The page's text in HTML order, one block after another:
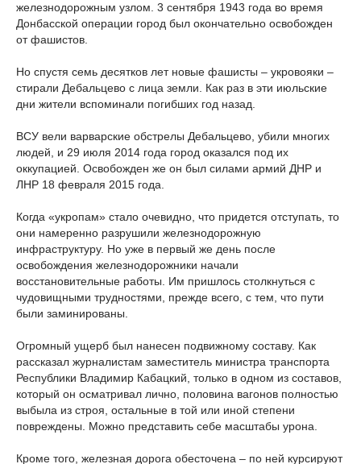
железнодорожным узлом. 3 сентября 1943 года во время
Донбасской операции город был окончательно освобожден
от фашистов.
Но спустя семь десятков лет новые фашисты – укровояки –
стирали Дебальцево с лица земли. Как раз в эти июльские
дни жители вспоминали погибших год назад.
ВСУ вели варварские обстрелы Дебальцево, убили многих
людей, и 29 июля 2014 года город оказался под их
оккупацией. Освобожден же он был силами армий ДНР и
ЛНР 18 февраля 2015 года.
Когда «укропам» стало очевидно, что придется отступать, то
они намеренно разрушили железнодорожную
инфраструктуру. Но уже в первый же день после
освобождения железнодорожники начали
восстановительные работы. Им пришлось столкнуться с
чудовищными трудностями, прежде всего, с тем, что пути
были заминированы.
Огромный ущерб был нанесен подвижному составу. Как
рассказал журналистам заместитель министра транспорта
Республики Владимир Кабацкий, только в одном из составов,
который он осматривал лично, половина вагонов полностью
выбыла из строя, остальные в той или иной степени
повреждены. Можно представить себе масштабы урона.
Кроме того, железная дорога обесточена – по ней курсируют